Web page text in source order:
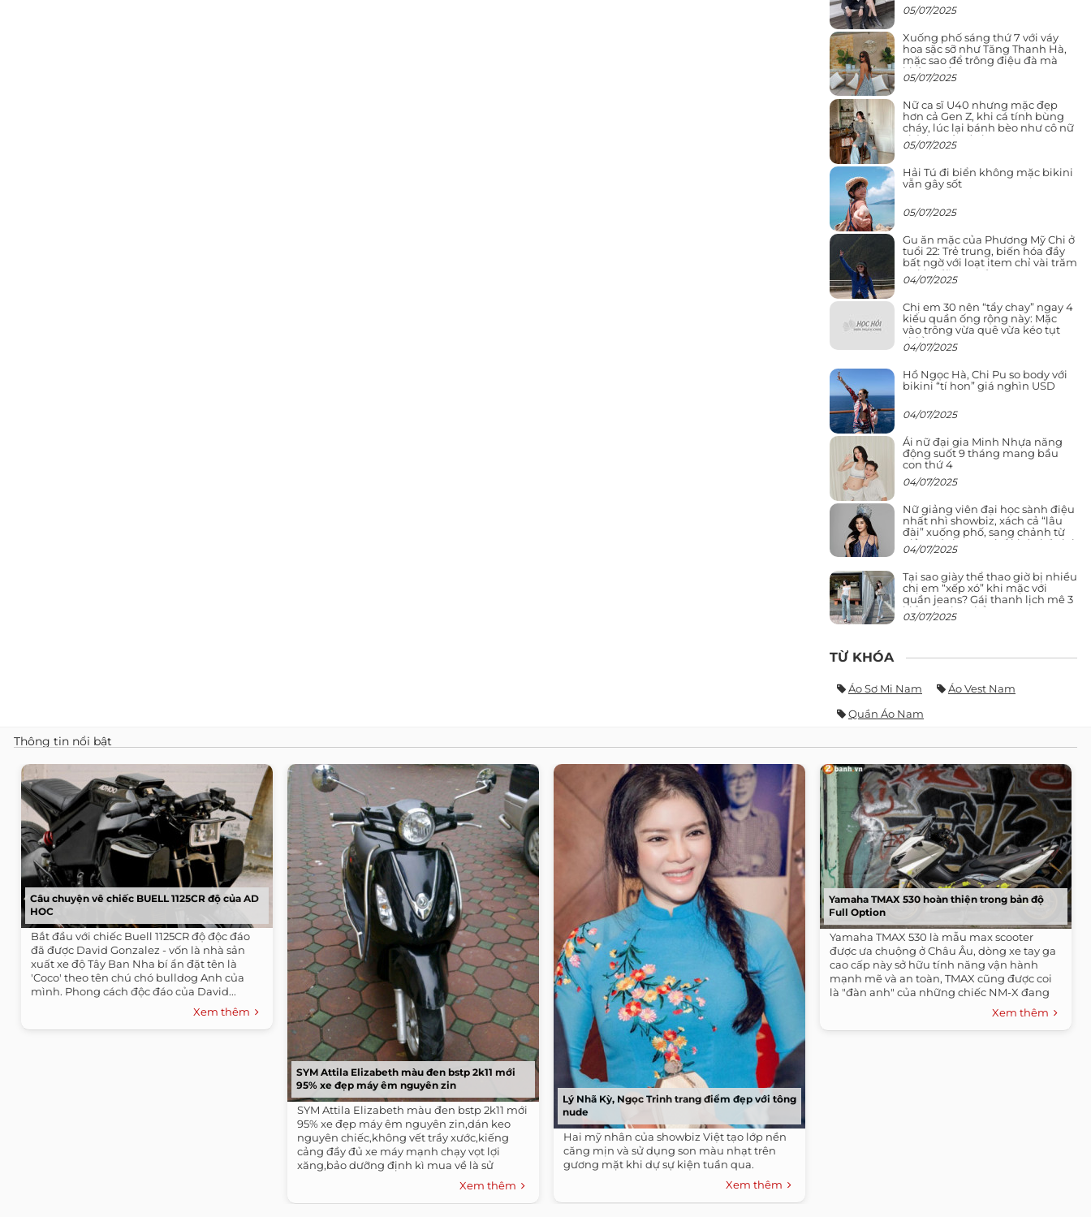
05/07/2025
Xuống phố sáng thứ 7 với váy
hoa sặc sỡ như Tăng Thanh Hà,
mặc sao để trông điệu đà mà
không sến
05/07/2025
Nữ ca sĩ U40 nhưng mặc đẹp
hơn cả Gen Z, khi cá tính bùng
cháy, lúc lại bánh bèo như cô nữ
chính ngôn tình
05/07/2025
Hải Tú đi biển không mặc bikini
vẫn gây sốt
05/07/2025
Gu ăn mặc của Phương Mỹ Chi ở
tuổi 22: Trẻ trung, biến hóa đầy
bất ngờ với loạt item chỉ vài trăm
nghìn đã mua được
04/07/2025
Chị em 30 nên “tẩy chay” ngay 4
kiểu quần ống rộng này: Mặc
vào trông vừa quê vừa kéo tụt
chiều cao
04/07/2025
Hồ Ngọc Hà, Chi Pu so body với
bikini “tí hon” giá nghìn USD
04/07/2025
Ái nữ đại gia Minh Nhựa năng
động suốt 9 tháng mang bầu
con thứ 4
04/07/2025
Nữ giảng viên đại học sành điệu
nhất nhì showbiz, xách cả “lâu
đài” xuống phố, sang chảnh từ
giảng đường ra phố khó ai đọ lại
04/07/2025
Tại sao giày thể thao giờ bị nhiều
chị em “xếp xó” khi mặc với
quần jeans? Gái thanh lịch mê 3
kiểu này hơn hẳn
03/07/2025
TỪ KHÓA
Áo Sơ Mi Nam
Áo Vest Nam
Quần Áo Nam
Thông tin nổi bật
Câu chuyện vê chiếc BUELL 1125CR độ của AD
HOC
Bắt đầu với chiếc Buell 1125CR độ độc đáo
đã được David Gonzalez - vốn là nhà sản
xuất xe độ Tây Ban Nha bí ẩn đặt tên là
'Coco' theo tên chú chó bulldog Anh của
mình. Phong cách độc đáo của David...
Xem thêm
SYM Attila Elizabeth màu đen bstp 2k11 mới
95% xe đẹp máy êm nguyên zin
SYM Attila Elizabeth màu đen bstp 2k11 mới
95% xe đẹp máy êm nguyên zin,dán keo
nguyên chiếc,không vết trầy xước,kiếng
cảng đầy đủ xe máy mạnh chạy vọt lợi
xăng,bảo dưỡng định kì mua về là sử
Xem thêm
Lý Nhã Kỳ, Ngọc Trinh trang điểm đẹp với tông
nude
Hai mỹ nhân của showbiz Việt tạo lớp nền
căng mịn và sử dụng son màu nhạt trên
gương mặt khi dự sự kiện tuần qua.
Xem thêm
Yamaha TMAX 530 hoàn thiện trong bản độ
Full Option
Yamaha TMAX 530 là mẫu max scooter
được ưa chuộng ở Châu Âu, dòng xe tay ga
cao cấp này sở hữu tính năng vận hành
mạnh mẽ và an toàn, TMAX cũng được coi
là "đàn anh" của những chiếc NM-X đang
Xem thêm